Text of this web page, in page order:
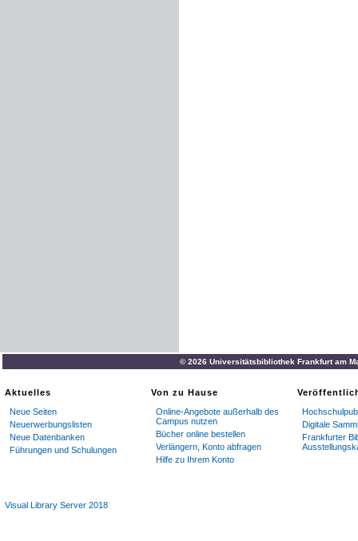
© 2026 Universitätsbibliothek Frankfurt am
Aktuelles
Neue Seiten
Neuerwerbungslisten
Neue Datenbanken
Führungen und Schulungen
Von zu Hause
Online-Angebote außerhalb des
Campus nutzen
Bücher online bestellen
Verlängern, Konto abfragen
Hilfe zu Ihrem Konto
Digitale
Frankfurter
Visual Library Server 2018